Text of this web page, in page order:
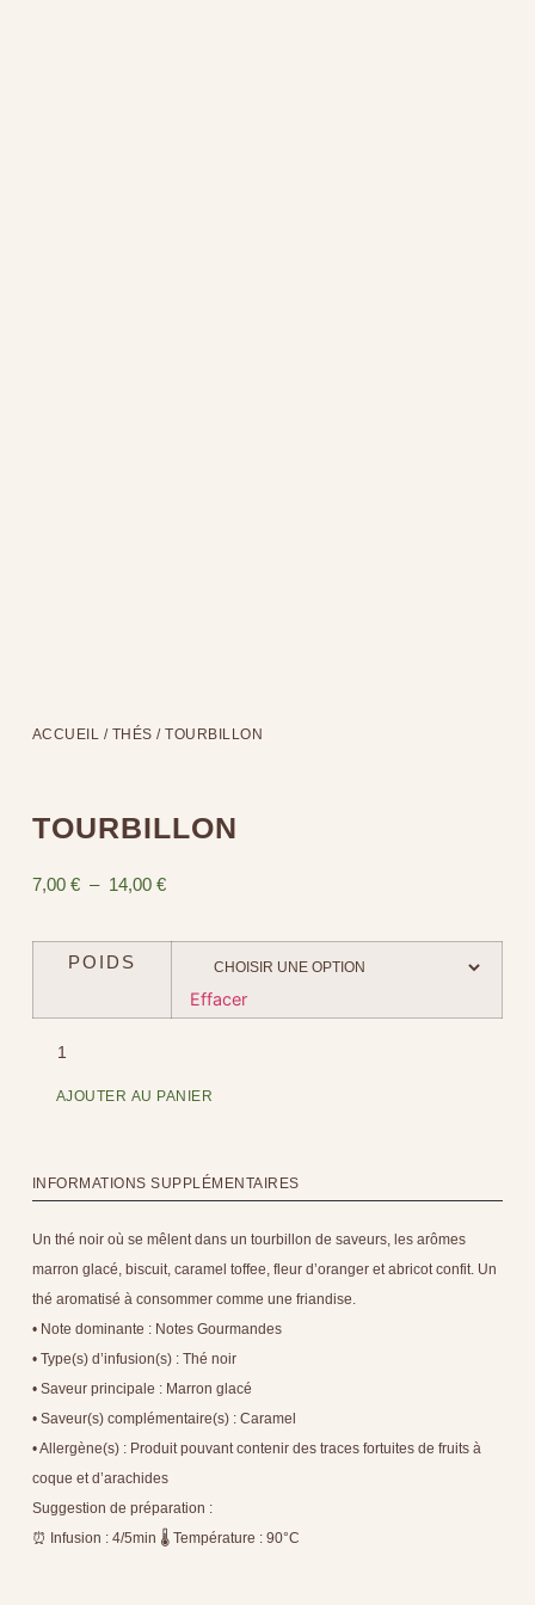
ACCUEIL / THÉS / TOURBILLON
TOURBILLON
7,00 € – 14,00 €
POIDS
Effacer
AJOUTER AU PANIER
INFORMATIONS SUPPLÉMENTAIRES
Un thé noir où se mêlent dans un tourbillon de saveurs, les arômes
marron glacé, biscuit, caramel toffee, fleur d’oranger et abricot confit. Un
thé aromatisé à consommer comme une friandise.
• Note dominante : Notes Gourmandes
• Type(s) d’infusion(s) : Thé noir
• Saveur principale : Marron glacé
• Saveur(s) complémentaire(s) : Caramel
• Allergène(s) : Produit pouvant contenir des traces fortuites de fruits à
coque et d’arachides
Suggestion de préparation :
⏰ Infusion : 4/5min 🌡 Température : 90°C